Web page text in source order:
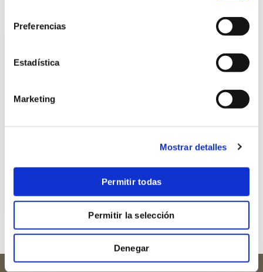
Preferencias
Estadística
Marketing
Mostrar detalles
Permitir todas
Permitir la selección
Denegar
clairemarie.ac@gmail.com
947 27 82 68
cv largo